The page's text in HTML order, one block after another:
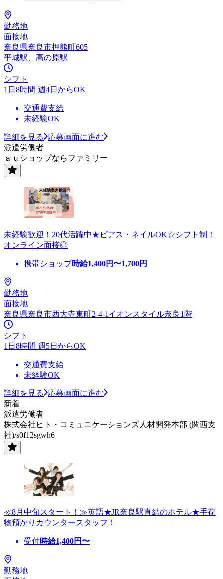
勤務地
面接地
奈良県奈良市押熊町605
平城駅、高の原駅
シフト
1日8時間 週4日からOK
交通費支給
未経験OK
詳細を見る
応募画面に進む
派遣労働者
ａｕショップならファミリー
未経験歓迎！20代活躍中★ピアス・ネイルOK☆シフト制！
オンライン面接◎
携帯ショップ時給1,400円〜1,700円
勤務地
面接地
奈良県奈良市西大寺東町2-4-1イオンスタイル奈良1階
シフト
1日8時間 週5日からOK
交通費支給
未経験OK
詳細を見る
応募画面に進む
新着
派遣労働者
株式会社ヒト・コミュニケーションズ人材開発本部 (関西支
社)/s0f12sgwh6
≪8月中旬スタート！≫英語★JR奈良駅直結のホテル★手荷
物預かりカウンタースタッフ！
受付時給1,400円〜
勤務地